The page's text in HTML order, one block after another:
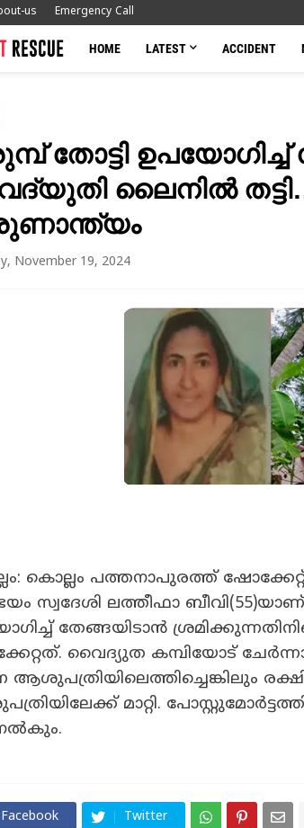
us Emergency Call
HOME LATEST ACCIDENT
തോട്ടി ഉപയോഗിച്ച്
ലൈനിൽ
November 19, 2024
കൊല്ലം പത്തനാപുരത്ത് ഷോക്കേറ്റ്
സ്വദേശി ലത്തീഫാ ബീവി(55)യാണ്
തേങ്ങയിടാൻ
വൈദ്യുത കമ്പിയോട്
ആശുപത്രിയിലെത്തിച്ചെങ്കിലും
മാറ്റി.
Facebook Twitter